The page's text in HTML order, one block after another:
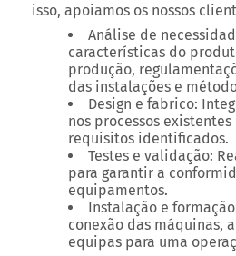
isso, apoiamos os nossos
Análise de
características do
produção,
das instalações e
Design e fabrico:
nos processos
requisitos identificados.
Testes e validação:
para garantir a
equipamentos.
Instalação e
conexão das máquinas,
equipas para uma